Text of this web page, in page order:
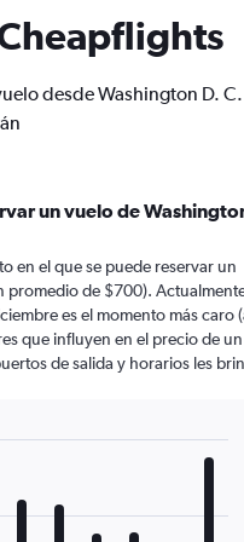
desde Washington D. C.
un vuelo de
en el que se puede reservar un
promedio de $700).
es el momento más caro
que influyen en el precio de un
de salida y horarios les